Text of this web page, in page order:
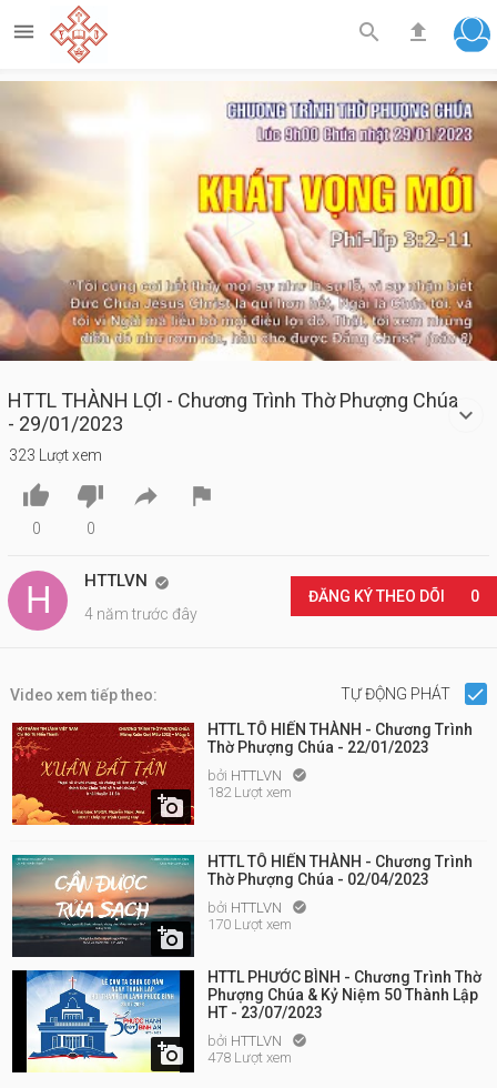
  
Play
Video
HTTL THÀNH LỢI - Chương Trình Thờ Phượng Chúa
- 29/01/2023
323 Lượt xem

0

0
 
HTTLVN 
4 năm trước đây
ĐĂNG KÝ THEO DÕI 0
Video xem tiếp theo: TỰ ĐỘNG PHÁT

HTTL TÔ HIẾN THÀNH - Chương Trình
Thờ Phượng Chúa - 22/01/2023
bởi HTTLVN 
182 Lượt xem

HTTL TÔ HIẾN THÀNH - Chương Trình
Thờ Phượng Chúa - 02/04/2023
bởi HTTLVN 
170 Lượt xem

HTTL PHƯỚC BÌNH - Chương Trình Thờ
Phượng Chúa & Kỷ Niệm 50 Thành Lập
HT - 23/07/2023
bởi HTTLVN 
478 Lượt xem